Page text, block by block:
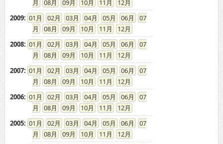
08
09 10 11
12
2009: 01 02 03 04 05 06
07
08
09 10 11
12
2008: 01 02 03 04 05 06
07
08
09 10 11
12
2007: 01 02 03 04 05 06
07
08
09 10 11
12
2006: 01 02 03 04 05 06
07
08
09 10 11
12
2005: 01 02 03 04 05 06
07
08
09 10 11
12